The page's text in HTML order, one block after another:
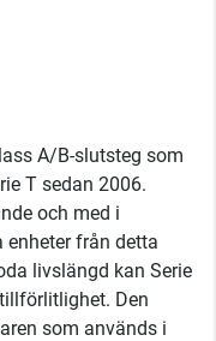
A/B-slutsteg som
T sedan 2006.
och med i
från detta
livslängd kan Serie
Den
som används i